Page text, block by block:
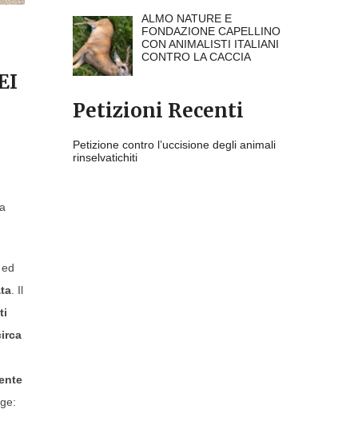
. Il
ALMO NATURE E
FONDAZIONE CAPELLINO
CON ANIMALISTI ITALIANI
CONTRO LA CACCIA
Petizioni Recenti
Petizione contro l’uccisione degli animali
rinselvatichiti